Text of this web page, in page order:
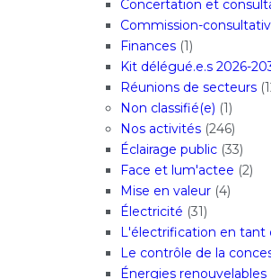
Concertation et
Commission-
Finances (1)
Kit délégué.e.s 2026-
Réunions de secteurs
Non classifié(e) (1)
Nos activités (246)
Éclairage public (33)
Face et lum'actee (2)
Mise en valeur (4)
Électricité (31)
L'électrification en tant
Le contrôle de la
Énergies renouvelables